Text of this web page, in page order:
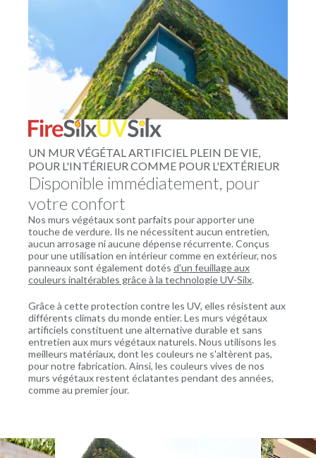
UN MUR VÉGÉTAL ARTIFICIEL PLEIN DE VIE,
POUR L'INTÉRIEUR COMME POUR L'EXTÉRIEUR
Disponible immédiatement, pour
votre confort
Nos murs végétaux sont parfaits pour apporter une
touche de verdure. Ils ne nécessitent aucun entretien,
aucun arrosage ni aucune dépense récurrente. Conçus
pour une utilisation en intérieur comme en extérieur, nos
panneaux sont également dotés d'un feuillage aux
couleurs inaltérables grâce à la technologie UV-Silx.
Grâce à cette protection contre les UV, elles résistent aux
différents climats du monde entier. Les murs végétaux
artificiels constituent une alternative durable et sans
entretien aux murs végétaux naturels. Nous utilisons les
meilleurs matériaux, dont les couleurs ne s'altèrent pas,
pour notre fabrication. Ainsi, les couleurs vives de nos
murs végétaux restent éclatantes pendant des années,
comme au premier jour.